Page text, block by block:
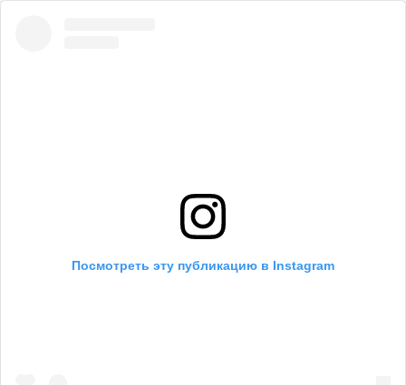
Посмотреть эту публикацию в Instagram